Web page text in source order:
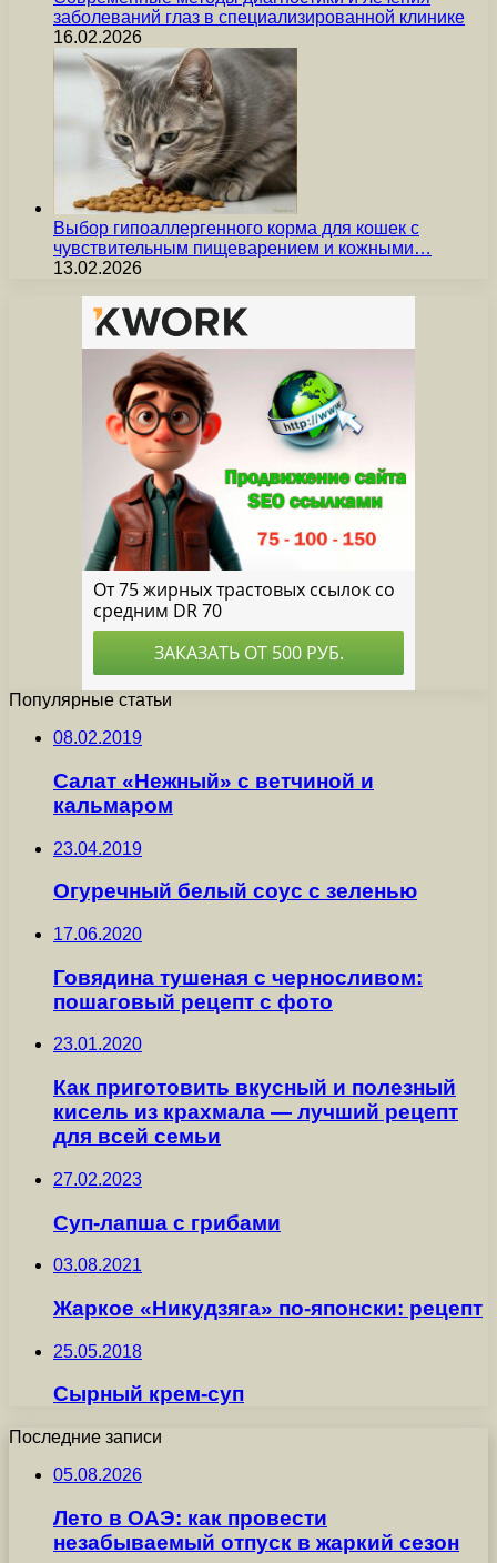
заболеваний глаз в специализированной клинике
16.02.2026
Выбор гипоаллергенного корма для кошек с
чувствительным пищеварением и кожными…
13.02.2026
Популярные статьи
08.02.2019
Салат «Нежный» с ветчиной и
кальмаром
23.04.2019
Огуречный белый соус с зеленью
17.06.2020
Говядина тушеная с черносливом:
пошаговый рецепт с фото
23.01.2020
Как приготовить вкусный и полезный
кисель из крахмала — лучший рецепт
для всей семьи
27.02.2023
Суп-лапша с грибами
03.08.2021
Жаркое «Никудзяга» по-японски: рецепт
25.05.2018
Сырный крем-суп
Последние записи
05.08.2026
Лето в ОАЭ: как провести
незабываемый отпуск в жаркий сезон